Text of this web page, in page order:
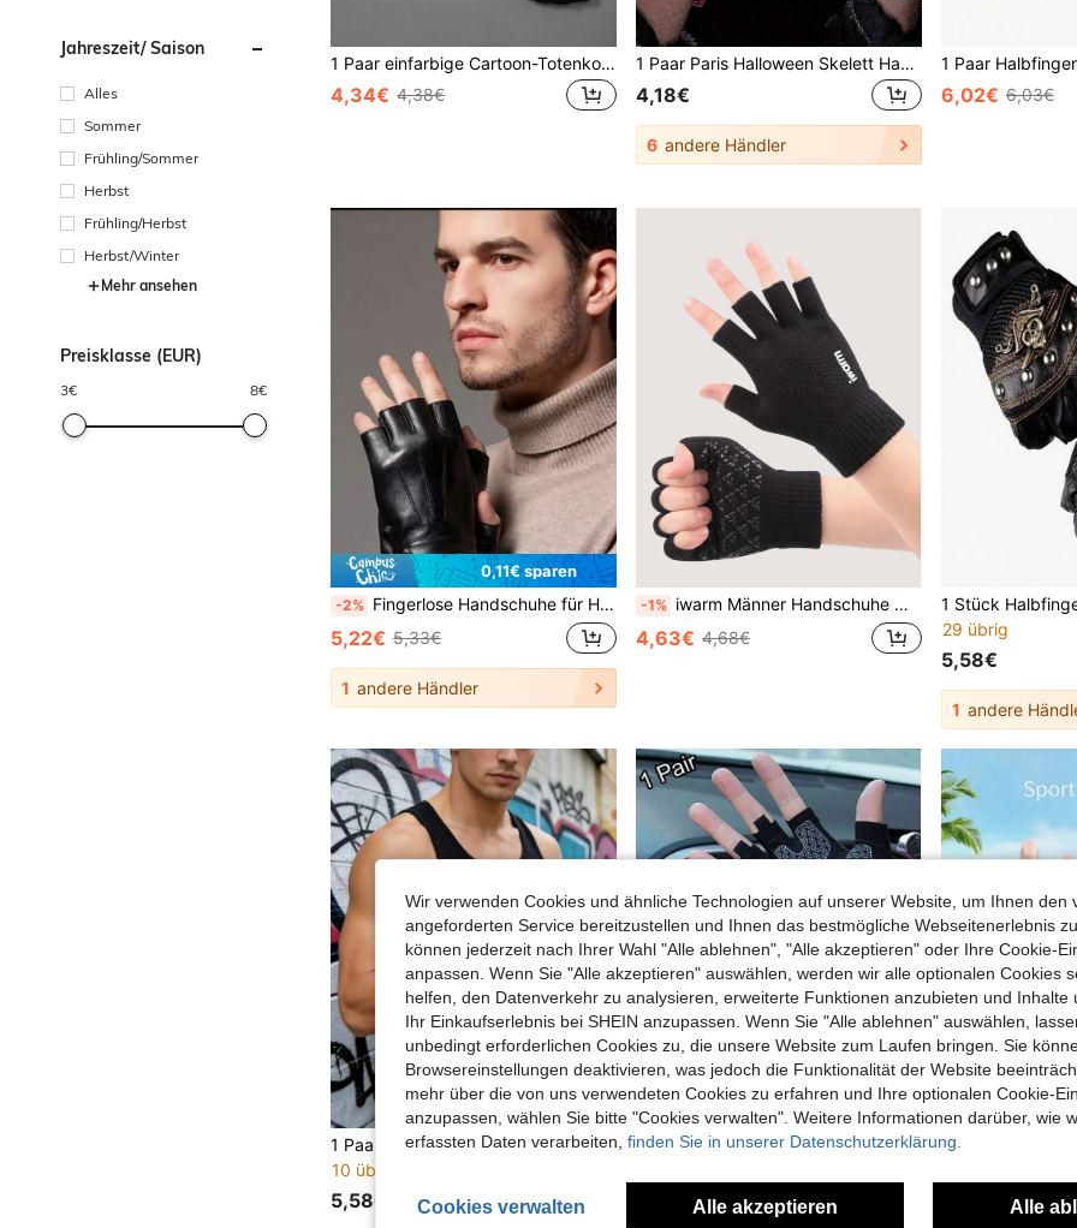
Jahreszeit/ Saison
Alles
Sommer
Frühling/Sommer
Herbst
Frühling/Herbst
Herbst/Winter
Mehr ansehen
Preisklasse (EUR)
3€ 8€
1 Paar einfarbige Cartoon-Totenkopf-Handschuhe, kurze fingerlose Strickhandschuhe, Halbfinger, Gothic-Stil, warme Handschuhe für Herbst und Winter
4,34€ 4,38€
1 Paar Paris Halloween Skelett Handschuhe, Schwarz & Weiß Knochen Muster Vollfinger Handschuhe, Erwachsenen Horror Cosplay Party Kostüm Accessoire
4,18€
6 andere Händler
6,02€ 6,03€
0,11€ sparen
-2% Fingerlose Handschuhe für Herren, geeignet für Outdoor-Aktivitäten, Radfahren, Autofahren, Fitness, Angeln
5,22€ 5,33€
1 andere Händler
-1% iwarm Männer Handschuhe mit Buchstaben Grafik
4,63€ 4,68€
29 übrig
5,58€
1 andere
1 Paar unisex Mode schwarze Halbfinger PU Handschuhe, Punk Nachtclub Hip-Hop Performance - Fotografie - Tanz / Warme Handschuhe / Geeignet für Motorradfahren, Party, Pole Dance Nachtclub Tanzaufführung, Hochzeit, Motorradfahren Fahrhandschuhe, Sommer, Festival, Männergeschenke, Camping
10 übrig
5,58€
1 Paar fingerlose Gewichthebe- und Fitness-Handschuhe, atmungsaktive stoßabsorbierende Radfahrer- und Outdoor-Sport-Handschuhe, Schwarz-Splicing-Design, Sommer, Festival, Männergeschenke, Camping
Wir verwenden Cookies und ähnliche Technologien auf unserer Website, um Ihnen den
angeforderten Service bereitzustellen und Ihnen das bestmögliche Webseitenerlebnis
können jederzeit nach Ihrer Wahl "Alle ablehnen", "Alle akzeptieren" oder Ihre Cookie-
anpassen. Wenn Sie "Alle akzeptieren" auswählen, werden wir alle optionalen Cookies
helfen, den Datenverkehr zu analysieren, erweiterte Funktionen anzubieten und Inhalte
Ihr Einkaufserlebnis bei SHEIN anzupassen. Wenn Sie "Alle ablehnen" auswählen,
unbedingt erforderlichen Cookies zu, die unsere Website zum Laufen bringen. Sie
Browsereinstellungen deaktivieren, was jedoch die Funktionalität der Website
mehr über die von uns verwendeten Cookies zu erfahren und Ihre optionalen Cookie-
anzupassen, wählen Sie bitte "Cookies verwalten". Weitere Informationen darüber, wie
erfassten Daten verarbeiten, finden Sie in unserer Datenschutzerklärung.
Cookies verwalten Alle akzeptieren Alle